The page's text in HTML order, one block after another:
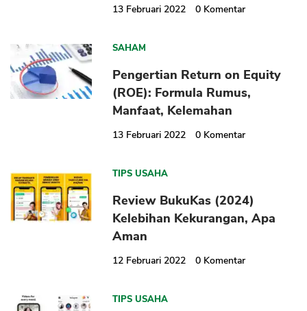
13 Februari 2022 0 Komentar
SAHAM
Pengertian Return on Equity
(ROE): Formula Rumus,
Manfaat, Kelemahan
13 Februari 2022 0 Komentar
TIPS USAHA
Review BukuKas (2024)
Kelebihan Kekurangan, Apa
Aman
12 Februari 2022 0 Komentar
TIPS USAHA